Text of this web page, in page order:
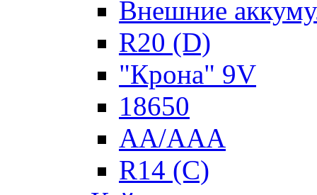
Внешние
R20 (D)
"Крона" 9V
18650
AA/AAA
R14 (C)